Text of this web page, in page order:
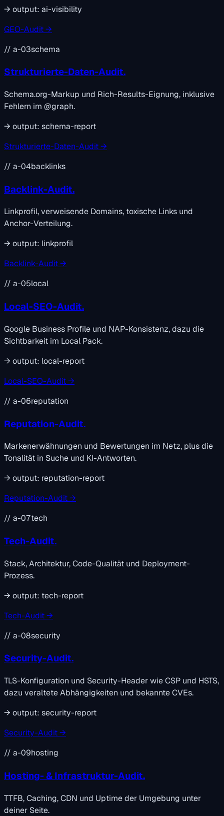
→ output: ai-visibility
GEO-Audit →
// a-03schema
Strukturierte-Daten-Audit.
Schema.org-Markup und Rich-Results-Eignung, inklusive
Fehlern im @graph.
→ output: schema-report
Strukturierte-Daten-Audit →
// a-04backlinks
Backlink-Audit.
Linkprofil, verweisende Domains, toxische Links und
Anchor-Verteilung.
→ output: linkprofil
Backlink-Audit →
// a-05local
Local-SEO-Audit.
Google Business Profile und NAP-Konsistenz, dazu die
Sichtbarkeit im Local Pack.
→ output: local-report
Local-SEO-Audit →
// a-06reputation
Reputation-Audit.
Markenerwähnungen und Bewertungen im Netz, plus die
Tonalität in Suche und KI-Antworten.
→ output: reputation-report
Reputation-Audit →
// a-07tech
Tech-Audit.
Stack, Architektur, Code-Qualität und Deployment-
Prozess.
→ output: tech-report
Tech-Audit →
// a-08security
Security-Audit.
TLS-Konfiguration und Security-Header wie CSP und HSTS,
dazu veraltete Abhängigkeiten und bekannte CVEs.
→ output: security-report
Security-Audit →
// a-09hosting
Hosting- & Infrastruktur-Audit.
TTFB, Caching, CDN und Uptime der Umgebung unter
deiner Seite.